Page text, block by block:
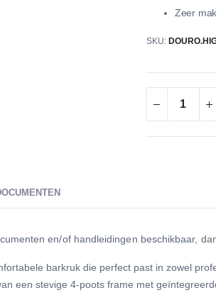
Zeer
SKU
barkruk die perfect past in zowel
een stevige 4-poots frame met
en/of handleidingen beschikbaar,